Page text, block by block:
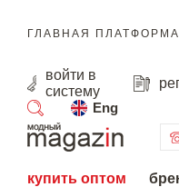
ГЛАВНАЯ
войти в
систему
Eng
поиск
купить оптом